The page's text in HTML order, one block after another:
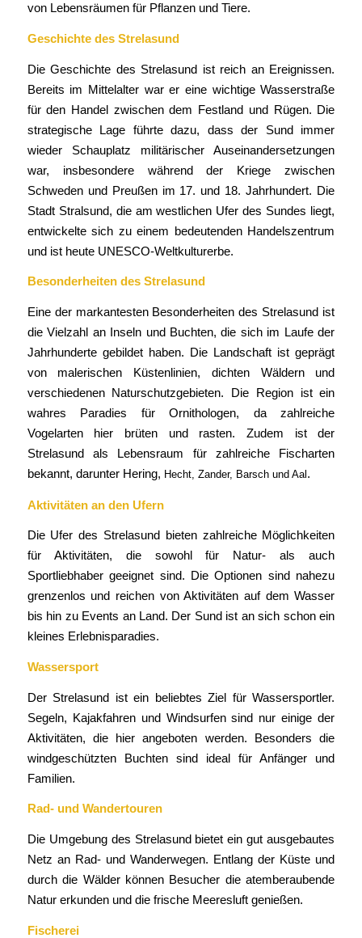
von Lebensräumen für Pflanzen und Tiere.
Geschichte des Strelasund
Die Geschichte des Strelasund ist reich an Ereignissen.
Bereits im Mittelalter war er eine wichtige Wasserstraße
für den Handel zwischen dem Festland und Rügen. Die
strategische Lage führte dazu, dass der Sund immer
wieder Schauplatz militärischer Auseinandersetzungen
war, insbesondere während der Kriege zwischen
Schweden und Preußen im 17. und 18. Jahrhundert. Die
Stadt Stralsund, die am westlichen Ufer des Sundes liegt,
entwickelte sich zu einem bedeutenden Handelszentrum
und ist heute UNESCO-Weltkulturerbe.
Besonderheiten des Strelasund
Eine der markantesten Besonderheiten des Strelasund ist
die Vielzahl an Inseln und Buchten, die sich im Laufe der
Jahrhunderte gebildet haben. Die Landschaft ist geprägt
von malerischen Küstenlinien, dichten Wäldern und
verschiedenen Naturschutzgebieten. Die Region ist ein
wahres Paradies für Ornithologen, da zahlreiche
Vogelarten hier brüten und rasten. Zudem ist der
Strelasund als Lebensraum für zahlreiche Fischarten
bekannt, darunter Hering, Hecht, Zander, Barsch und Aal .
Aktivitäten an den Ufern
Die Ufer des Strelasund bieten zahlreiche Möglichkeiten
für Aktivitäten, die sowohl für Natur- als auch
Sportliebhaber geeignet sind. Die Optionen sind nahezu
grenzenlos und reichen von Aktivitäten auf dem Wasser
bis hin zu Events an Land. Der Sund ist an sich schon ein
kleines Erlebnisparadies.
Wassersport
Der Strelasund ist ein beliebtes Ziel für Wassersportler.
Segeln, Kajakfahren und Windsurfen sind nur einige der
Aktivitäten, die hier angeboten werden. Besonders die
windgeschützten Buchten sind ideal für Anfänger und
Familien.
Rad- und Wandertouren
Die Umgebung des Strelasund bietet ein gut ausgebautes
Netz an Rad- und Wanderwegen. Entlang der Küste und
durch die Wälder können Besucher die atemberaubende
Natur erkunden und die frische Meeresluft genießen.
Fischerei